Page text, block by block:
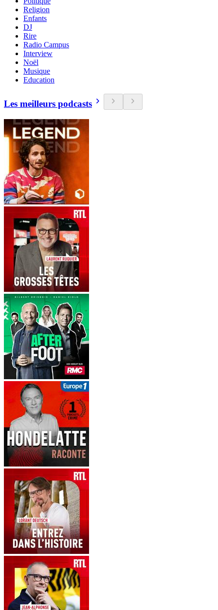
Religion
Enfants
DJ
Rire
Radio Campus
Interview
Noël
Musique
Education
Les meilleurs podcasts